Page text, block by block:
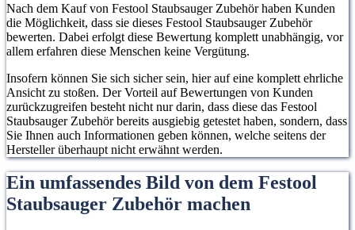
Nach dem Kauf von Festool Staubsauger Zubehör haben Kunden
die Möglichkeit, dass sie dieses Festool Staubsauger Zubehör
bewerten. Dabei erfolgt diese Bewertung komplett unabhängig, vor
allem erfahren diese Menschen keine Vergütung.
Insofern können Sie sich sicher sein, hier auf eine komplett ehrliche
Ansicht zu stoßen. Der Vorteil auf Bewertungen von Kunden
zurückzugreifen besteht nicht nur darin, dass diese das Festool
Staubsauger Zubehör bereits ausgiebig getestet haben, sondern, dass
Sie Ihnen auch Informationen geben können, welche seitens der
Hersteller überhaupt nicht erwähnt werden.
Ein umfassendes Bild von dem Festool
Staubsauger Zubehör machen